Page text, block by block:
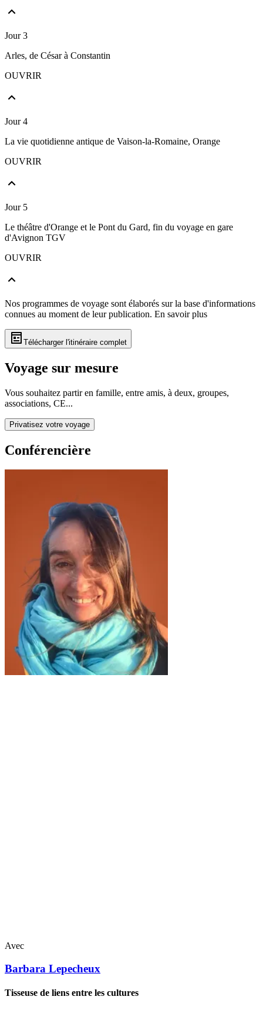
Jour 3
Arles, de César à Constantin
OUVRIR
Jour 4
La vie quotidienne antique de Vaison-la-Romaine, Orange
OUVRIR
Jour 5
Le théâtre d'Orange et le Pont du Gard, fin du voyage en gare
d'Avignon TGV
OUVRIR
Nos programmes de voyage sont élaborés sur la base d'informations
connues au moment de leur publication. En savoir plus
Télécharger l'itinéraire complet
Voyage sur mesure
Vous souhaitez partir en famille, entre amis, à deux, groupes,
associations, CE...
Privatisez votre voyage
Conférencière
Avec
Barbara Lepecheux
Tisseuse de liens entre les cultures